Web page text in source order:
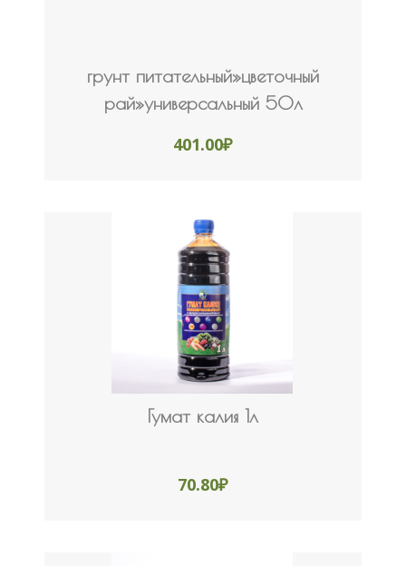
грунт питательный»цветочный
рай»универсальный 50л
401.00₽
Гумат калия 1л
70.80₽